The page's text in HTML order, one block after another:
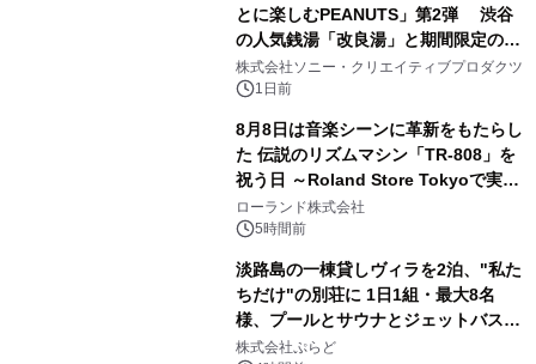
とに楽しむPEANUTS」第2弾 渋谷
の人気銭湯「改良湯」と期間限定のコ
ラボレーション サウナイキタイコラ
ボグッズも発売決定！
株式会社ソニー・クリエイティブプロダクツ
1日前
8月8日は音楽シーンに革新をもたらし
た 伝説のリズムマシン「TR-808」を
祝う日 ～Roland Store Tokyoで実機
を展示しての 記念キャンペーンを開
催 英国ラジオ「NTS」の 特別プログ
アーティストを フィーチャーしたアニ
メーションを公開～
ローランド株式会社
5時間前
淡路島の一棟貸しヴィラを2泊、"私た
ちだけ"の別荘に 1日1組・最大8名
様、プールとサウナとジェットバス付
きで Villa Mon Temps AWAJIの連泊
株式会社ぷらど